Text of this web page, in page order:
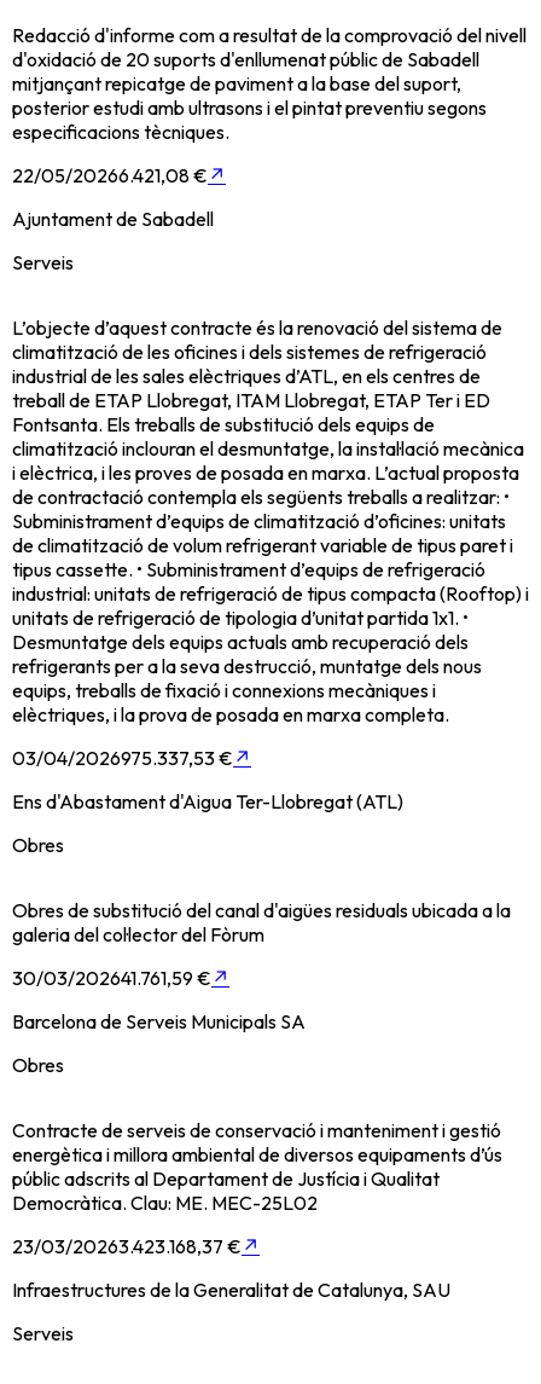
Redacció d'informe com a resultat de la comprovació del nivell
d'oxidació de 20 suports d'enllumenat públic de Sabadell
mitjançant repicatge de paviment a la base del suport,
posterior estudi amb ultrasons i el pintat preventiu segons
especificacions tècniques.
22/05/20266.421,08 € ↗
Ajuntament de Sabadell
Serveis
L’objecte d’aquest contracte és la renovació del sistema de
climatització de les oficines i dels sistemes de refrigeració
industrial de les sales elèctriques d’ATL, en els centres de
treball de ETAP Llobregat, ITAM Llobregat, ETAP Ter i ED
Fontsanta. Els treballs de substitució dels equips de
climatització inclouran el desmuntatge, la instal·lació mecànica
i elèctrica, i les proves de posada en marxa. L’actual proposta
de contractació contempla els següents treballs a realitzar: •
Subministrament d’equips de climatització d’oficines: unitats
de climatització de volum refrigerant variable de tipus paret i
tipus cassette. • Subministrament d’equips de refrigeració
industrial: unitats de refrigeració de tipus compacta (Rooftop) i
unitats de refrigeració de tipologia d’unitat partida 1x1. •
Desmuntatge dels equips actuals amb recuperació dels
refrigerants per a la seva destrucció, muntatge dels nous
equips, treballs de fixació i connexions mecàniques i
elèctriques, i la prova de posada en marxa completa.
03/04/2026975.337,53 € ↗
Ens d'Abastament d'Aigua Ter-Llobregat (ATL)
Obres
Obres de substitució del canal d'aigües residuals ubicada a la
galeria del col·lector del Fòrum
30/03/202641.761,59 € ↗
Barcelona de Serveis Municipals SA
Obres
Contracte de serveis de conservació i manteniment i gestió
energètica i millora ambiental de diversos equipaments d’ús
públic adscrits al Departament de Justícia i Qualitat
Democràtica. Clau: ME. MEC-25L02
23/03/20263.423.168,37 € ↗
Infraestructures de la Generalitat de Catalunya, SAU
Serveis